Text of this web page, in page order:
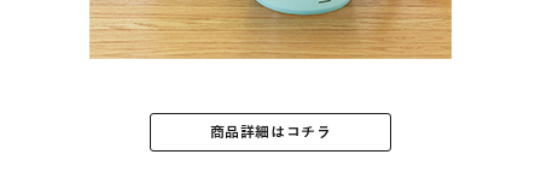
商品詳細はコチラ